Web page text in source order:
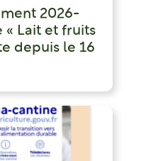
2026-
« Lait et fruits
depuis le 16